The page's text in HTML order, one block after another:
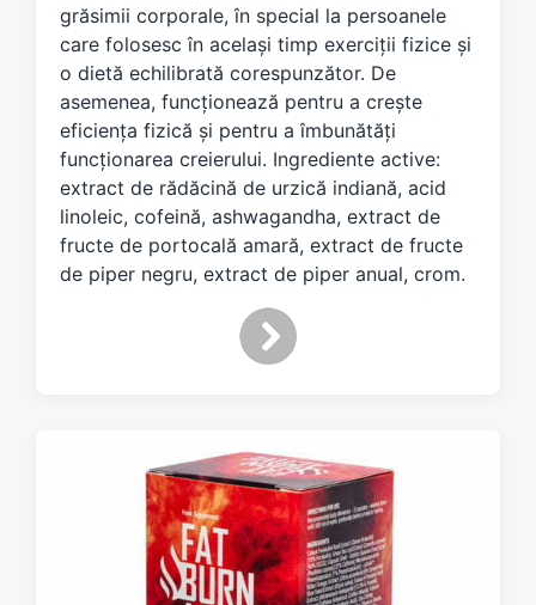
d
w
h
grăsimii corporale, în special la persoanele
care folosesc în același timp exerciții fizice și
o dietă echilibrată corespunzător. De
asemenea, funcționează pentru a crește
eficiența fizică și pentru a îmbunătăți
funcționarea creierului. Ingrediente active:
extract de rădăcină de urzică indiană, acid
linoleic, cofeină, ashwagandha, extract de
fructe de portocală amară, extract de fructe
de piper negru, extract de piper anual, crom.